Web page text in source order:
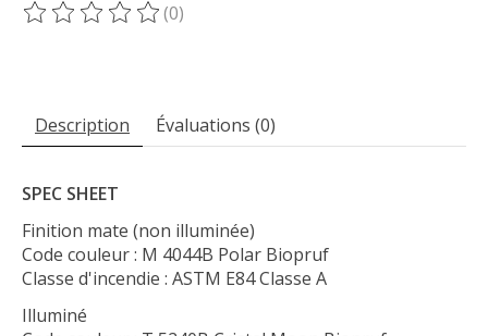
Ce produit est évalué à
(0)
Description Évaluations (0)
SPEC SHEET
Finition mate (non illuminée)
Code couleur : M 4044B Polar Biopruf
Classe d'incendie : ASTM E84 Classe A
Illuminé